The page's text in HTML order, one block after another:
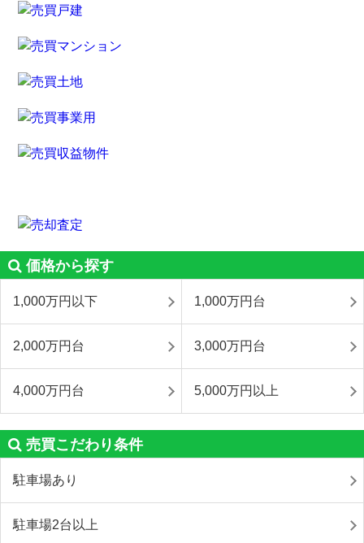
価格から探す
1,000万円以下 1,000万円台
2,000万円台 3,000万円台
4,000万円台 5,000万円以上
売買こだわり条件
駐車場あり
駐車場2台以上